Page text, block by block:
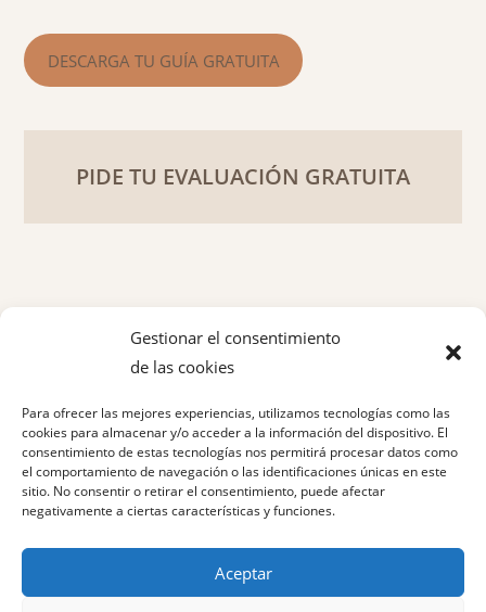
Gestionar el consentimiento
de las cookies
Para ofrecer las mejores experiencias, utilizamos tecnologías como las
cookies para almacenar y/o acceder a la información del dispositivo. El
consentimiento de estas tecnologías nos permitirá procesar datos como
el comportamiento de navegación o las identificaciones únicas en este
sitio. No consentir o retirar el consentimiento, puede afectar
negativamente a ciertas características y funciones.
Aceptar
DESCARGA TU GUÍA GRATUITA
PIDE TU EVALUACIÓN GRATUITA
Política de privacidad
Aviso legal
Política de cookies